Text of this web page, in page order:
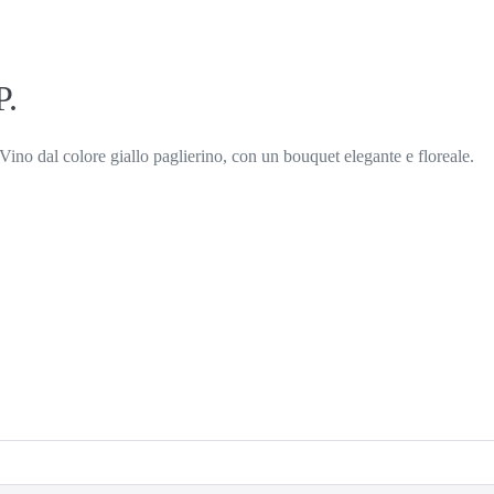
dal colore giallo paglierino, con un bouquet elegante e floreale.